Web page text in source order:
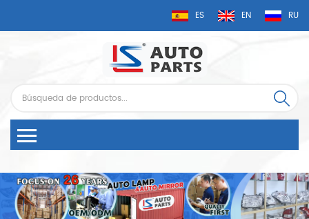
ES EN RU